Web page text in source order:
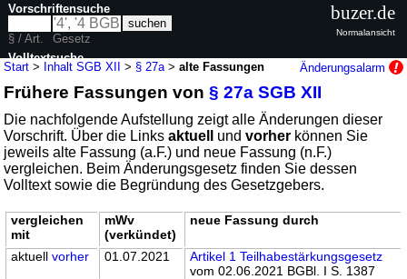
Start > Inhalt SGB XII > § 27a >alte Fassungen Änderungsalarm
Frühere Fassungen von§ 27a SGB XII
Die nachfolgende Aufstellung zeigt alle Änderungen dieser
Vorschrift. Über die Linksaktuell undvorher können Sie
jeweils alte Fassung (a.F.) und neue Fassung (n.F.)
vergleichen. Beim Änderungsgesetz finden Sie dessen
Volltext sowie die Begründung des Gesetzgebers.
vergleichen
mit
mWv
(verkündet)
neue Fassung durch
aktuellvorher 01.07.2021
Artikel 1 Teilhabestärkungsgesetz
vom 02.06.2021 BGBl. I S. 1387
Vorschriftensuche
§ / Art.
Gesetz
Volltextsuche
nur in SGB XII
buzer.de
Normalansicht